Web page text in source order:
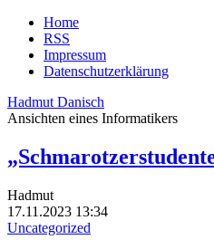
Home
RSS
Impressum
Datenschutzerklärung
Hadmut Danisch
Ansichten eines Informatikers
Hadmut
17.11.2023 13:34
Uncategorized